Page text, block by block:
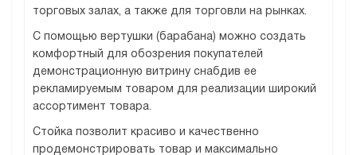
торговых залах, а также для торговли на рынках.
С помощью вертушки (барабана) можно создать
комфортный для обозрения покупателей
демонстрационную витрину снабдив ее
рекламируемым товаром для реализации широкий
ассортимент товара.
Стойка позволит красиво и качественно
продемонстрировать товар и максимально